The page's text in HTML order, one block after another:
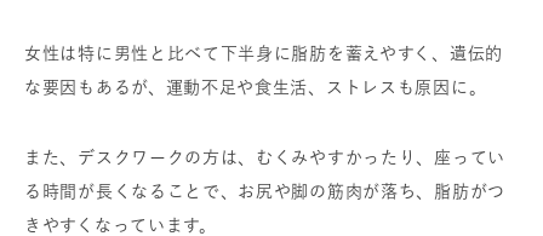
女性は特に男性と比べて下半身に脂肪を蓄えやすく、遺伝的
な要因もあるが、運動不足や食生活、ストレスも原因に。
また、デスクワークの方は、むくみやすかったり、座ってい
る時間が長くなることで、お尻や脚の筋肉が落ち、脂肪がつ
きやすくなっています。